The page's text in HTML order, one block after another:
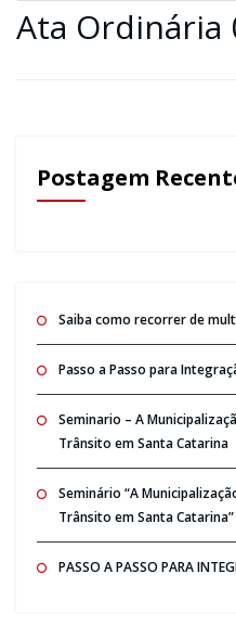
Ata Ordinária
Postagem
Saiba como recorrer de
Passo a Passo para
Seminario – A
Trânsito em Santa Catarina
Seminário “A
Trânsito em Santa Catarina”
PASSO A PASSO PARA